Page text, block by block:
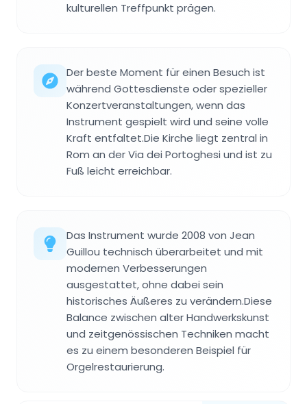
kulturellen Treffpunkt prägen.
Der beste Moment für einen Besuch ist
während Gottesdienste oder spezieller
Konzertveranstaltungen, wenn das
Instrument gespielt wird und seine volle
Kraft entfaltet.Die Kirche liegt zentral in
Rom an der Via dei Portoghesi und ist zu
Fuß leicht erreichbar.
Das Instrument wurde 2008 von Jean
Guillou technisch überarbeitet und mit
modernen Verbesserungen
ausgestattet, ohne dabei sein
historisches Äußeres zu verändern.Diese
Balance zwischen alter Handwerkskunst
und zeitgenössischen Techniken macht
es zu einem besonderen Beispiel für
Orgelrestaurierung.